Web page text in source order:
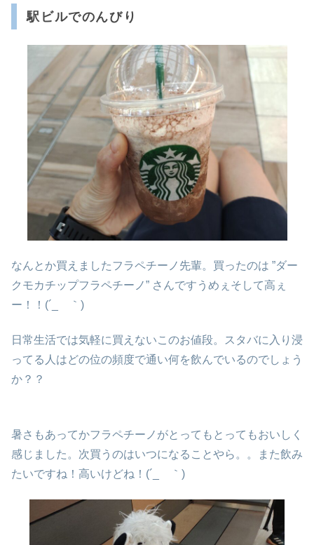
駅ビルでのんびり
なんとか買えましたフラペチーノ先輩。買ったのは ”ダー
クモカチップフラペチーノ” さんですうめぇそして高ぇ
ー！！(´_ゝ｀)
日常生活では気軽に買えないこのお値段。スタバに入り浸
ってる人はどの位の頻度で通い何を飲んでいるのでしょう
か？？
暑さもあってかフラペチーノがとってもとってもおいしく
感じました。次買うのはいつになることやら。。また飲み
たいですね！高いけどね！(´_ゝ｀)